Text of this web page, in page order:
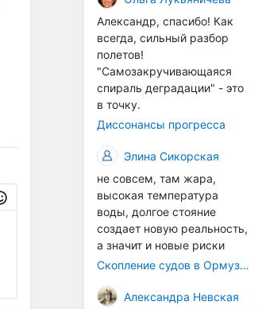
могут быть перенесены в
другие регионы. Поэтому
проблема вполне реальная
— просто я бы говорила не
о неизбежной катастрофе,
а о повышенном риске,
который нельзя
игнорировать. А так да 👍
Александр, спасибо! Как
всегда, сильный разбор
полетов!
"Самозакручивающаяся
спираль деградации" - это
в точку.
Диссонансы прогресса
Элина Сикорская
не совсем, там жара,
высокая температура
воды, долгое стояние
создает новую реальность,
а значит и новые риски
Скопление судов в Ормузском проливе грозит катастрофическим распространением инвазивных видов
Александра Невская